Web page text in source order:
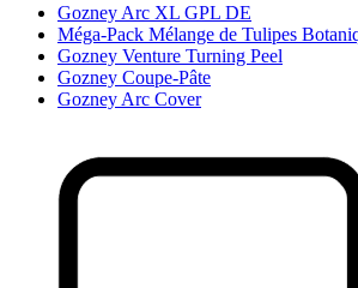
Gozney Arc XL GPL DE
Méga-Pack Mélange de Tulipes
Gozney Venture Turning Peel
Gozney Coupe-Pâte
Gozney Arc Cover